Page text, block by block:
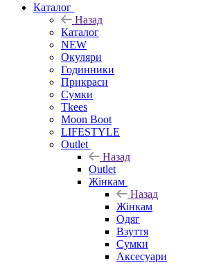
Каталог
Назад
Каталог
NEW
Окуляри
Годинники
Прикраси
Сумки
Tkees
Moon Boot
LIFESTYLE
Outlet
Назад
Outlet
Жінкам
Назад
Жінкам
Одяг
Взуття
Сумки
Аксесуари